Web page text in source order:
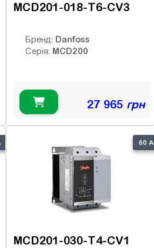
MCD201-018-T6-CV3
Бренд: Danfoss
Серія: MCD200
27 965 грн
60 А
MCD201-030-T4-CV1